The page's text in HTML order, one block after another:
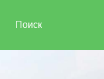
Поиск